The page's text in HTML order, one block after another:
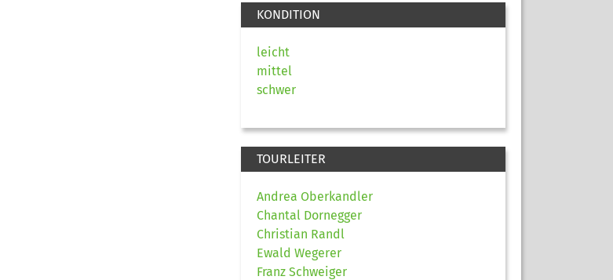
KONDITION
leicht
mittel
schwer
TOURLEITER
Andrea Oberkandler
Chantal Dornegger
Christian Randl
Ewald Wegerer
Franz Schweiger